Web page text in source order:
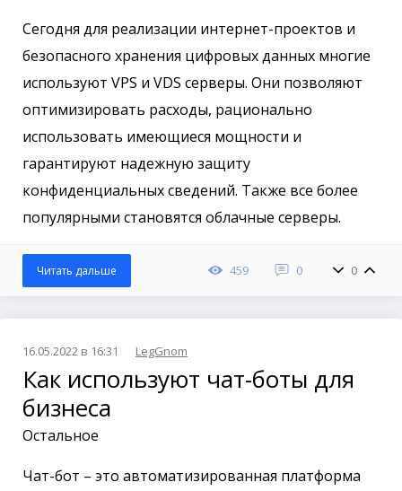
Сегодня для реализации интернет-проектов и
безопасного хранения цифровых данных многие
используют VPS и VDS серверы. Они позволяют
оптимизировать расходы, рационально
использовать имеющиеся мощности и
гарантируют надежную защиту
конфиденциальных сведений. Также все более
популярными становятся облачные серверы.
459 0 0
Читать дальше
16.05.2022 в 16:31 LegGnom
Как используют чат-боты для
бизнеса
Остальное
Чат-бот – это автоматизированная платформа